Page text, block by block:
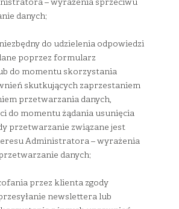
– wyrażenia sprzeciwu
danych;
do udzielenia odpowiedzi
poprzez formularz
do momentu skorzystania
skutkujących zaprzestaniem
przetwarzania danych,
do momentu żądania usunięcia
przetwarzanie związane jest
Administratora – wyrażenia
danych;
przez klienta zgody
newslettera lub